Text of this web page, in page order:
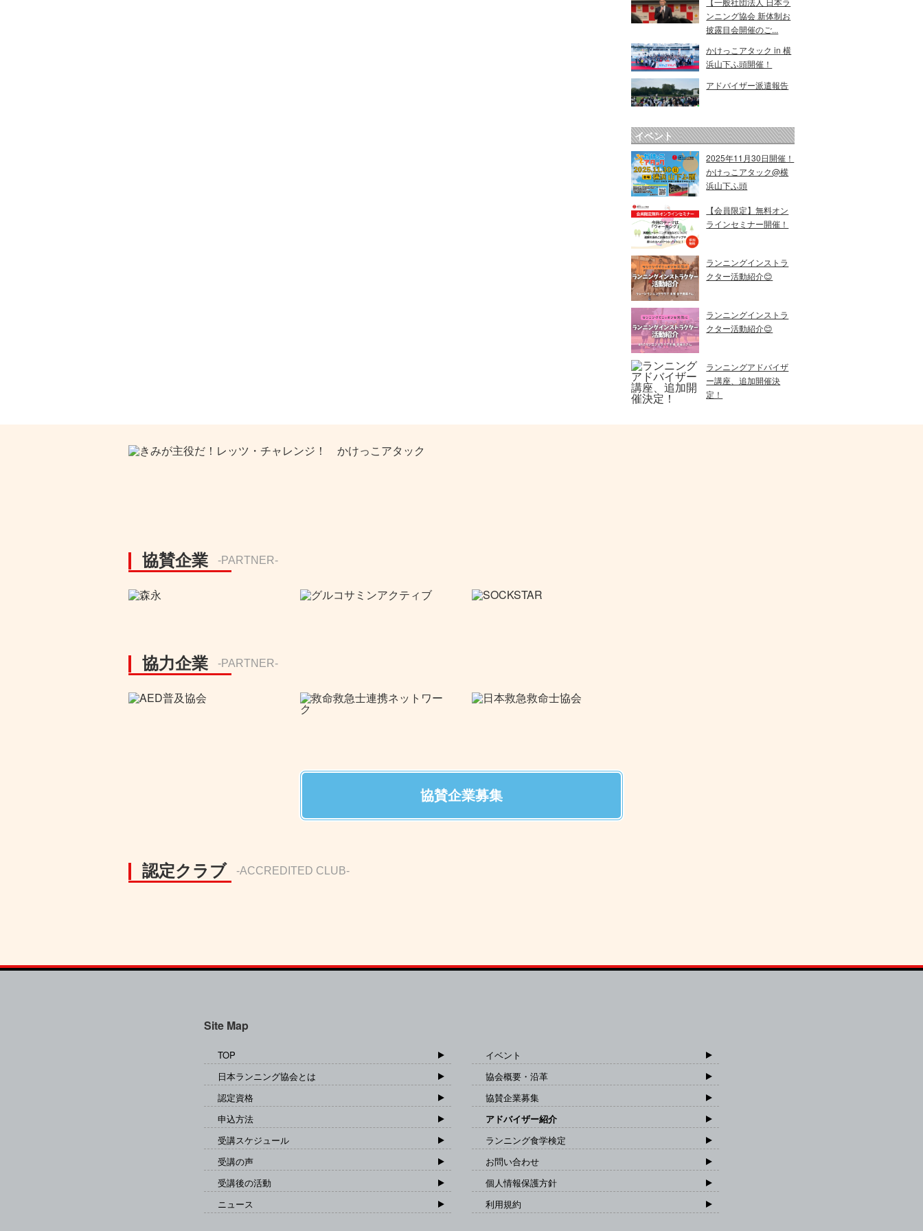
ンニング協会 新体制お
披露目会開催のご...
かけっこアタック in 横
浜山下ふ頭開催！
アドバイザー派遣報告
イベント
2025年11月30日開催！
かけっこアタック@横
浜山下ふ頭
【会員限定】無料オン
ラインセミナー開催！
ランニングインストラ
クター活動紹介😊
ランニングインストラ
クター活動紹介😊
ランニングアドバイザ
ー講座、追加開催決
定！
協賛企業 -PARTNER-
協力企業 -PARTNER-
協賛企業募集
認定クラブ -ACCREDITED CLUB-
Site Map
TOP
日本ランニング協会とは
認定資格
申込方法
受講スケジュール
受講の声
受講後の活動
ニュース
イベント
協会概要・沿革
協賛企業募集
アドバイザー紹介
ランニング食学検定
お問い合わせ
個人情報保護方針
利用規約